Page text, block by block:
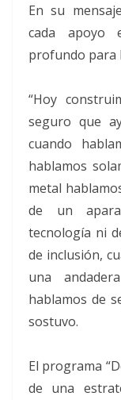
En su
cada apoyo
profundo para
“Hoy
seguro que
cuando
hablamos
metal
de un
tecnología ni
de inclusión,
una
hablamos de
sostuvo.
El programa
de una